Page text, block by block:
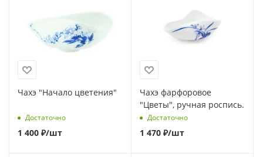
Чахэ "Начало цветения"
Достаточно
1 400 ₽/шт
Чахэ фарфоровое
"Цветы", ручная роспись.
Достаточно
1 470 ₽/шт